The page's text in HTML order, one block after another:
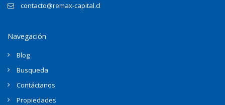
contacto@remax-capital.cl
Navegación
Blog
Busqueda
Contáctanos
Propiedades